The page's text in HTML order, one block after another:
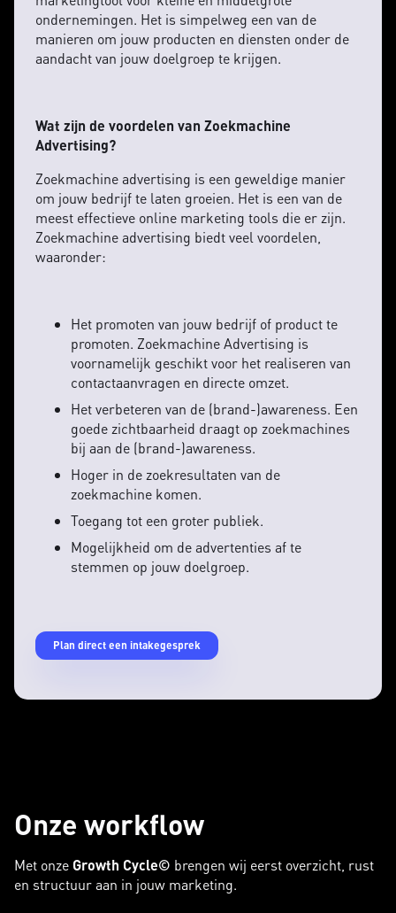
ondernemingen. Het is simpelweg een van de
manieren om jouw producten en diensten onder de
aandacht van jouw doelgroep te krijgen.
Wat zijn de voordelen van Zoekmachine
Advertising?
Zoekmachine advertising is een geweldige manier
om jouw bedrijf te laten groeien. Het is een van de
meest effectieve online marketing tools die er zijn.
Zoekmachine advertising biedt veel voordelen,
waaronder:
Het promoten van jouw bedrijf of product te
promoten. Zoekmachine Advertising is
voornamelijk geschikt voor het realiseren van
contactaanvragen en directe omzet.
Het verbeteren van de (brand-)awareness. Een
goede zichtbaarheid draagt op zoekmachines
bij aan de (brand-)awareness.
Hoger in de zoekresultaten van de
zoekmachine komen.
Toegang tot een groter publiek.
Mogelijkheid om de advertenties af te
stemmen op jouw doelgroep.
Plan direct een intakegesprek
Onze workflow
Met onze Growth Cycle© brengen wij eerst overzicht, rust
en structuur aan in jouw marketing.